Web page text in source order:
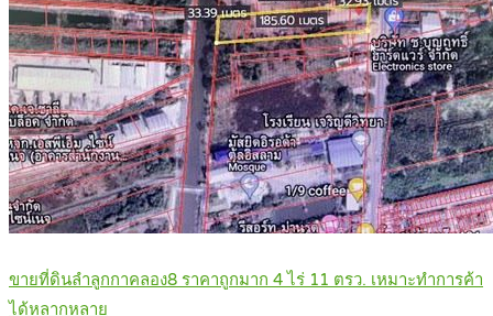
ขายที่ดินลำลูกกาคลอง8 ราคาถูกมาก 4 ไร่ 11 ตรว. เหมาะทำการค้า
ได้หลากหลาย